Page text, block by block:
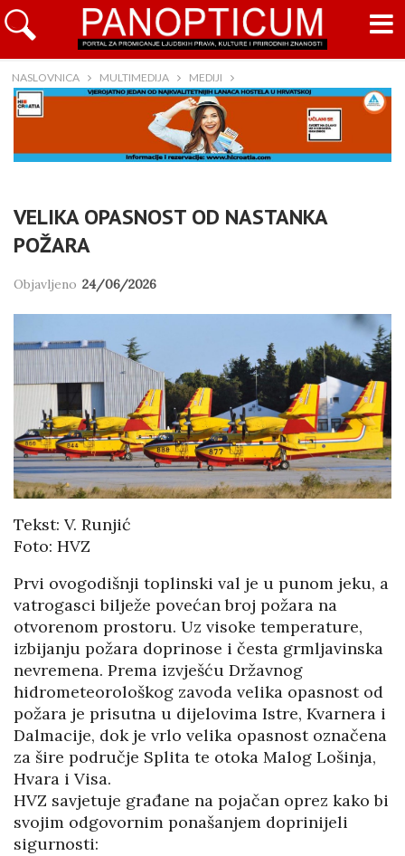
NASLOVNICA MULTIMEDIJA MEDIJI
VELIKA OPASNOST OD NASTANKA
POŽARA
Objavljeno 24/06/2026
Tekst: V. Runjić
Foto: HVZ
Prvi ovogodišnji toplinski val je u punom jeku, a
vatrogasci bilježe povećan broj požara na
otvorenom prostoru. Uz visoke temperature,
izbijanju požara doprinose i česta grmljavinska
nevremena. Prema izvješću Državnog
hidrometeorološkog zavoda velika opasnost od
požara je prisutna u dijelovima Istre, Kvarnera i
Dalmacije, dok je vrlo velika opasnost označena
za šire područje Splita te otoka Malog Lošinja,
Hvara i Visa.
HVZ savjetuje građane na pojačan oprez kako bi
svojim odgovornim ponašanjem doprinijeli
sigurnosti: